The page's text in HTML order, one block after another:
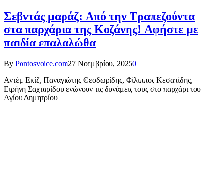
Σεβντάς μαράζ: Από την Τραπεζούντα
στα παρχάρια της Κοζάνης! Αφήστε με
παιδία επαλαλώθα
By Pontosvoice.com27 Νοεμβρίου, 20250
Αντέμ Εκίζ, Παναγιώτης Θεοδωρίδης, Φίλιππος Κεσαπίδης,
Ειρήνη Σαχταρίδου ενώνουν τις δυνάμεις τους στο παρχάρι του
Αγίου Δημητρίου